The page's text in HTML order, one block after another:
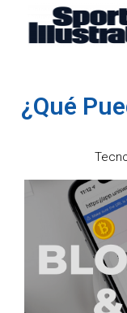
¿Qué